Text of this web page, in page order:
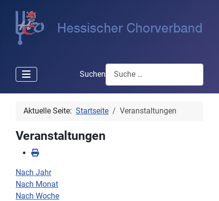
Suchen
Aktuelle Seite: Startseite Veranstaltungen
Veranstaltungen
Nach Jahr
Nach Monat
Nach Woche